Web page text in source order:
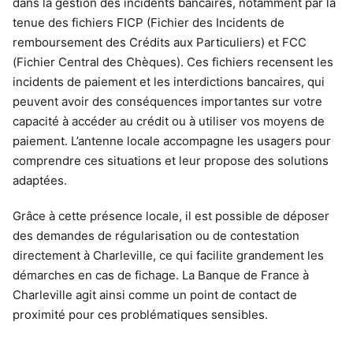
tenue des fichiers FICP (Fichier des Incidents de
remboursement des Crédits aux Particuliers) et FCC
(Fichier Central des Chèques). Ces fichiers recensent les
incidents de paiement et les interdictions bancaires, qui
peuvent avoir des conséquences importantes sur votre
capacité à accéder au crédit ou à utiliser vos moyens de
paiement. L’antenne locale accompagne les usagers pour
comprendre ces situations et leur propose des solutions
adaptées.
Grâce à cette présence locale, il est possible de déposer
des demandes de régularisation ou de contestation
directement à Charleville, ce qui facilite grandement les
démarches en cas de fichage. La Banque de France à
Charleville agit ainsi comme un point de contact de
proximité pour ces problématiques sensibles.